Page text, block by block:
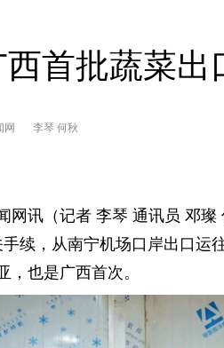
首批蔬菜出
网 李琴 何秋
讯（记者 李琴 通讯员 邓璨
续，从南宁机场口岸出口运
也是广西首次。